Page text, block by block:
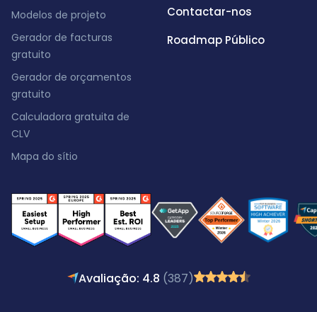
Modelos de projeto
Gerador de facturas
gratuito
Gerador de orçamentos
gratuito
Calculadora gratuita de
CLV
Mapa do sítio
Contactar-nos
Roadmap Público
Avaliação: 4.8 (387)